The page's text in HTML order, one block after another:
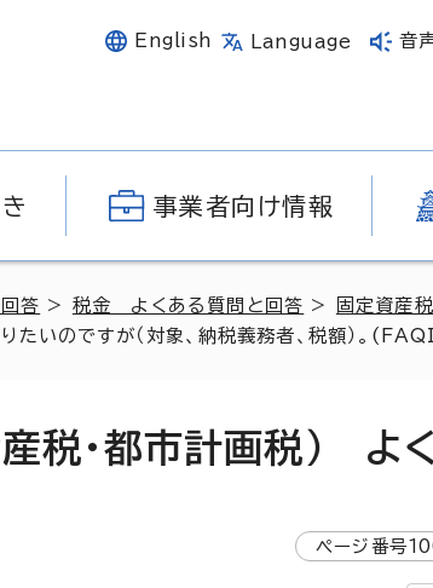
English Language 音
事業者向け情報
答 > 税金 よくある質問と回答 > 固定資産
たいのですが（対象、納税義務者、税額）。
税・都市計画税） よ
ページ番号